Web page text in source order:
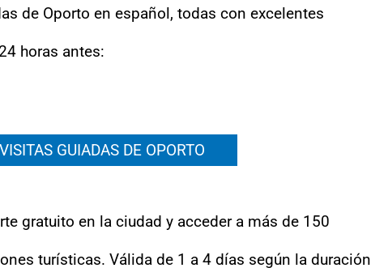
de Oporto en español, todas con excelentes
horas antes:
GUIADAS DE OPORTO
gratuito en la ciudad y acceder a más de 150
turísticas. Válida de 1 a 4 días según la duración